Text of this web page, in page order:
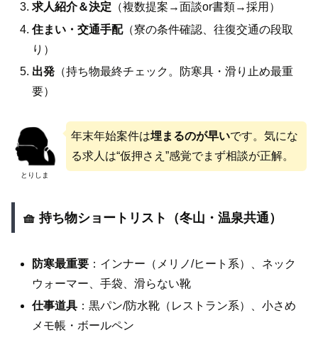
求人紹介＆決定 （複数提案→面談or書類→採用）
住まい・交通手配（寮の条件確認、往復交通の段取
り）
出発 （持ち物最終チェック。防寒具・滑り止め最重
要）
とりしま
年末年始案件は埋まるのが早いです。気にな
る求人は“仮押さえ”感覚でまず相談が正解。
🧺 持ち物ショートリスト（冬山・温泉共通）
防寒最重要 ：インナー（メリノ/ヒート系）、ネック
ウォーマー、手袋、滑らない靴
仕事道具 ：黒パン/防水靴（レストラン系）、小さめ
メモ帳・ボールペン